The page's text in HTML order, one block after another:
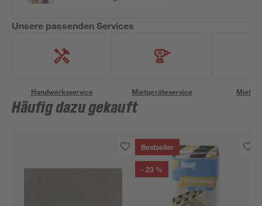
Unsere passenden Services
Handwerksservice Mietgeräteservice
Häufig dazu gekauft
Bestseller
- 23 %